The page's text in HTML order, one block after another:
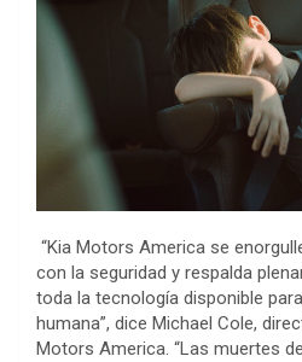
“Kia Motors America se
con la seguridad y respalda
toda la tecnología disponible
humana”, dice Michael Cole,
Motors America. “Las muertes